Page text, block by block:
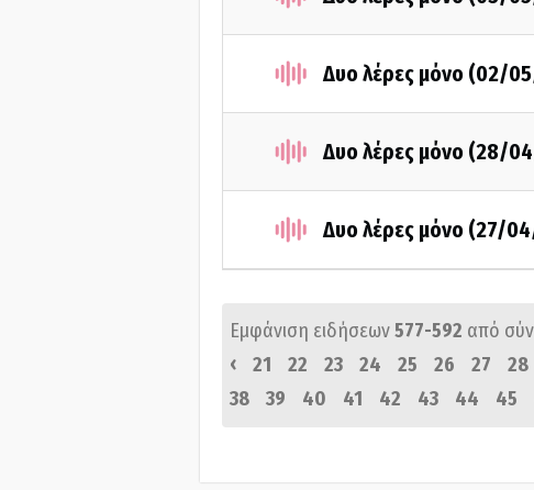
Δυο λέρες μόνο (02/
Δυο λέρες μόνο (28/
Δυο λέρες μόνο (27/
Εμφάνιση ειδήσεων577-592 από
‹
21 22 23 24 25 26 27 28
38
39 40 41 42 43 44 45